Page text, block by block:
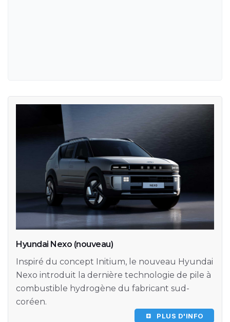
Hyundai Nexo (nouveau)
Inspiré du concept Initium, le nouveau Hyundai
Nexo introduit la dernière technologie de pile à
combustible hydrogène du fabricant sud-
coréen.
PLUS D'INFO